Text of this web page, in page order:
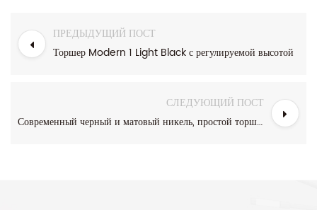
ПРЕДЫДУЩИЙ ПОСТ
Торшер Modern 1 Light Black с регулируемой высотой
СЛЕДУЮЩИЙ ПОСТ
Современный черный и матовый никель, простой торшер с двумя абажурами